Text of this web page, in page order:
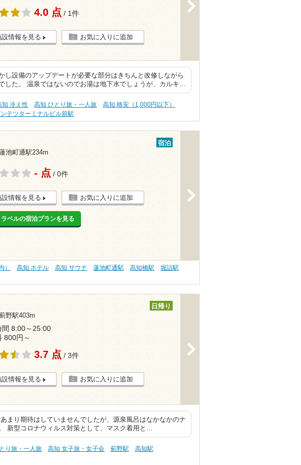
4.0 点 / 1件
設情報を見る お気に入りに追加
し設備のアップデートが必要な部分はきちんと改修しながら
した。 温泉ではないのでお湯は地下水でしょうが、カルキ…
知 冷え性 高知 ひとり旅・一人旅
高知 格安（1,000円以下）
テツターミナルビル前駅
池町通駅234m
宿泊
- 点 / 0件
設情報を見る お気に入りに追加
ベルの宿泊プランを見る
） 高知 ホテル 高知 サウナ 蓮池町通駅 高知橋駅
堀詰駅
野駅403m
日帰り
間 8:00～25:00
800円～
3.7 点 / 3件
設情報を見る お気に入りに追加
まり期待はしていませんでしたが、源泉風呂はなかなかのナ
新型コロナウィルス対策として、マスク着用と…
り旅・一人旅 高知 女子旅・女子会 薊野駅
高知駅